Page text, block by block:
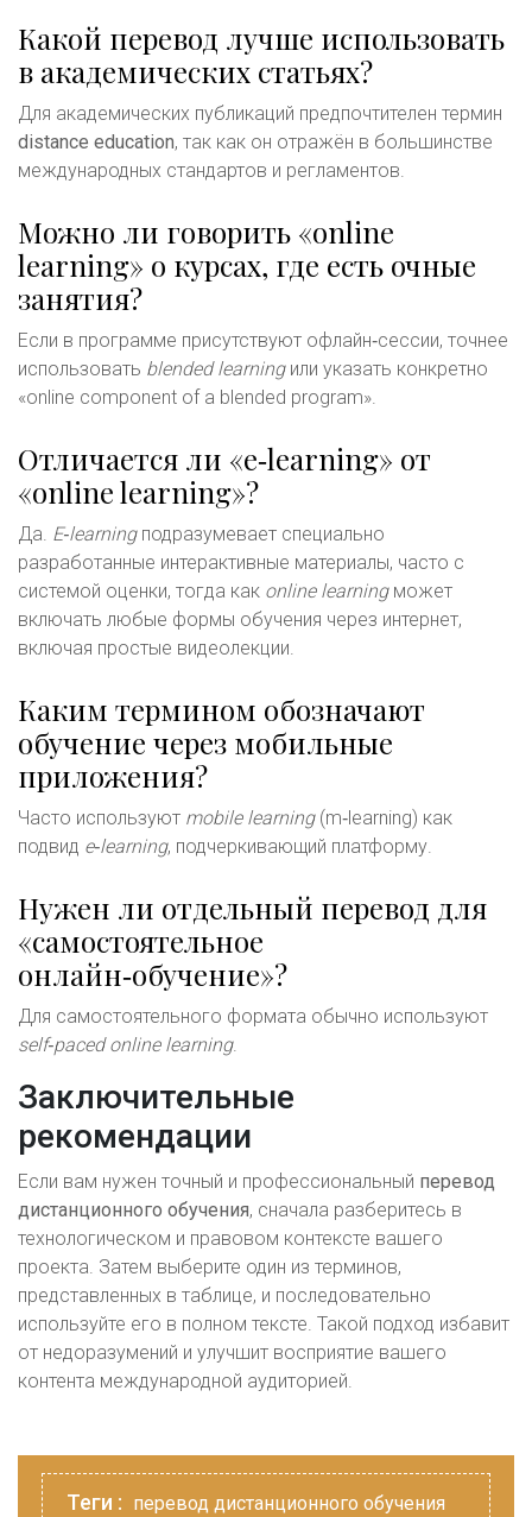
Какой перевод лучше использовать
в академических статьях?
Для академических публикаций предпочтителен термин
distance education, так как он отражён в большинстве
международных стандартов и регламентов.
Можно ли говорить «online
learning» о курсах, где есть очные
занятия?
Если в программе присутствуют офлайн‑сессии, точнее
использовать blended learningили указать конкретно
«online component of a blended program».
Отличается ли «e‑learning» от
«online learning»?
Да. E‑learningподразумевает специально
разработанные интерактивные материалы, часто с
системой оценки, тогда как online learningможет
включать любые формы обучения через интернет,
включая простые видеолекции.
Каким термином обозначают
обучение через мобильные
приложения?
Часто используют mobile learning(m‑learning) как
подвид e‑learning, подчеркивающий платформу.
Нужен ли отдельный перевод для
«самостоятельное
онлайн‑обучение»?
Для самостоятельного формата обычно используют
self‑paced online learning.
Заключительные
рекомендации
Если вам нужен точный и профессиональный перевод
дистанционного обучения, сначала разберитесь в
технологическом и правовом контексте вашего
проекта. Затем выберите один из терминов,
представленных в таблице, и последовательно
используйте его в полном тексте. Такой подход избавит
от недоразумений и улучшит восприятие вашего
контента международной аудиторией.
Теги : перевод дистанционного обучения